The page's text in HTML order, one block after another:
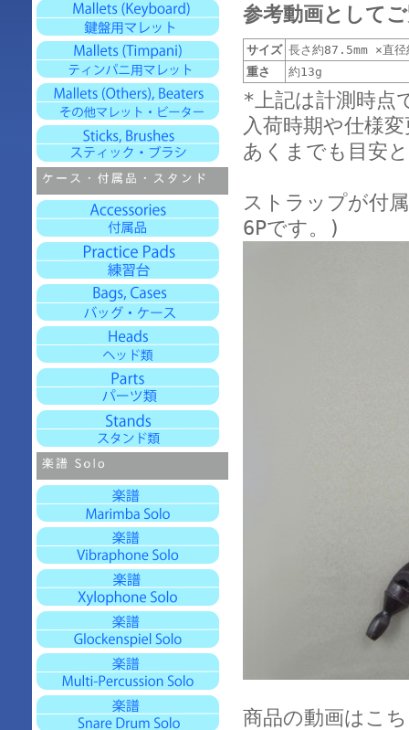
参考動画として
サイズ 長さ約87.5mm ×直
重さ
約13g
*上記は計測時点
入荷時期や仕様
あくまでも目安
ストラップが付
6Pです。)
商品の動画はこ